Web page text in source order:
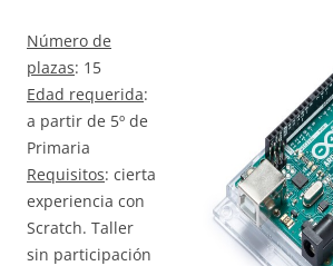
Número de
plazas: 15
Edad requerida:
a partir de 5º de
Primaria
Requisitos: cierta
experiencia con
Scratch. Taller
sin participación